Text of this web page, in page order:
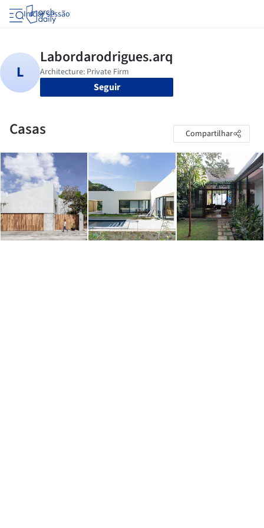
Iniciar sessão
Seguir
Casas Compartilhar